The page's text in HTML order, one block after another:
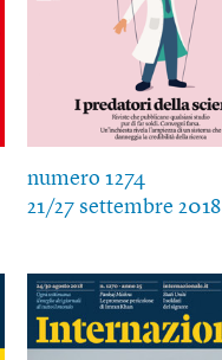
numero 1274
21/27 settembre 2018